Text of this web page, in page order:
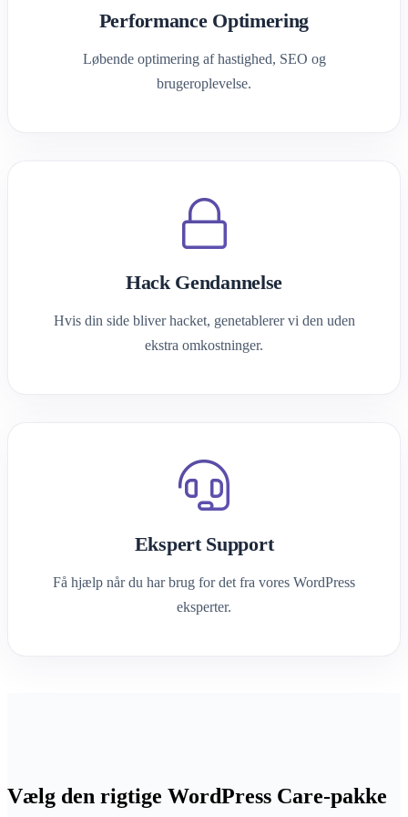
Performance Optimering
Løbende optimering af hastighed, SEO og
brugeroplevelse.
Hack Gendannelse
Hvis din side bliver hacket, genetablerer vi den uden
ekstra omkostninger.
Ekspert Support
Få hjælp når du har brug for det fra vores WordPress
eksperter.
Vælg den rigtige WordPress Care-pakke